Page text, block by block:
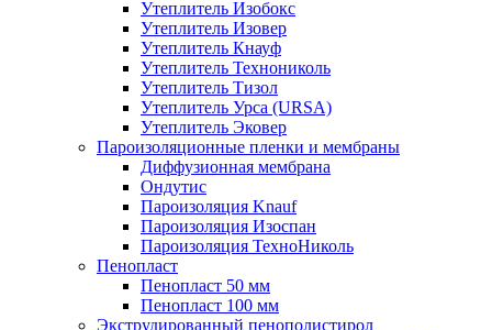
Утеплитель Изобокс
Утеплитель Изовер
Утеплитель Кнауф
Утеплитель Технониколь
Утеплитель Тизол
Утеплитель Урса (URSA)
Утеплитель Эковер
Пароизоляционные пленки и мембраны
Диффузионная мембрана
Ондутис
Пароизоляция Knauf
Пароизоляция Изоспан
Пароизоляция ТехноНиколь
Пенопласт
Пенопласт 50 мм
Пенопласт 100 мм
Экструдированный пенополистирол